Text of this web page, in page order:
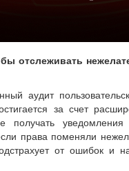
отслеживать
аудит
за счет
получать
права поменяли
от ошибок и